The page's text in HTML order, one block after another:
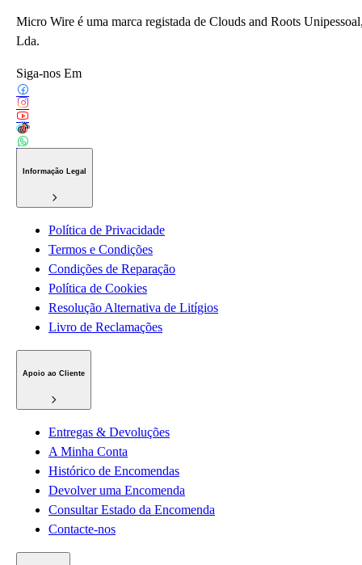
Micro Wire é uma marca registada de Clouds and Roots
Lda.
Siga-nos Em
Informação Legal
Política de Privacidade
Termos e Condições
Condições de Reparação
Política de Cookies
Resolução Alternativa de Litígios
Livro de Reclamações
Apoio ao Cliente
Entregas & Devoluções
A Minha Conta
Histórico de Encomendas
Devolver uma Encomenda
Consultar Estado da Encomenda
Contacte-nos